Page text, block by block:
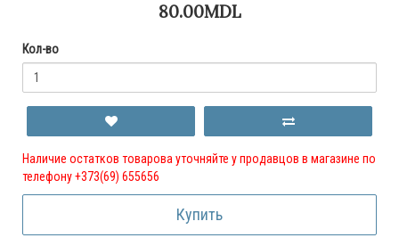
80.00MDL
Кол-во
Наличие остатков товарова уточняйте у продавцов в магазине по
телефону +373(69) 655656
Купить